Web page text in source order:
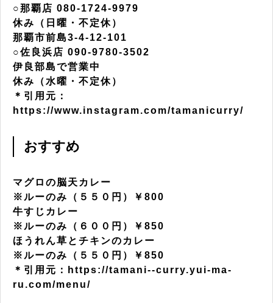
○那覇店 080-1724-9979
休み（日曜・不定休）
那覇市前島3-4-12-101
○佐良浜店 090-9780-3502
伊良部島で営業中
休み（水曜・不定休）
＊引用元：
https://www.instagram.com/tamanicurry/
おすすめ
マグロの脳天カレー
※ルーのみ（５５０円）￥800
牛すじカレー
※ルーのみ（６００円）￥850
ほうれん草とチキンのカレー
※ルーのみ（５５０円）￥850
＊引用元：https://tamani--curry.yui-ma-
ru.com/menu/